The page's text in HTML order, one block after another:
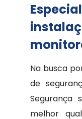
Na busca
de
Segurança
melhor